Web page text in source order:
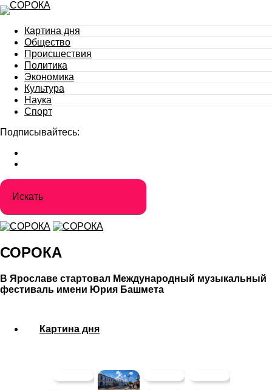
Картина дня
Общество
Происшествия
Политика
Экономика
Культура
Наука
Спорт
Подписывайтесь:
СОРОКА
В Ярославе стартовал Международный музыкальный
фестиваль имени Юрия Башмета
Картина дня